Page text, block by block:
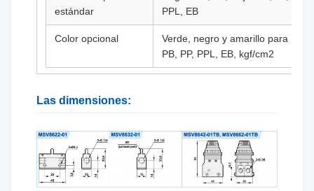
estándar
PPL, EB
Color opcional
Verde, negro y amarillo para
PB, PP, PPL, EB, kgf/cm2
Las dimensiones: